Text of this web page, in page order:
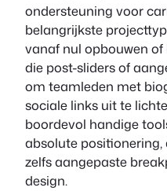
ondersteuning voor
belangrijkste
vanaf nul opbouwen
die post-sliders of
om teamleden met
sociale links uit te
boordevol handige
absolute
zelfs aangepaste
design.